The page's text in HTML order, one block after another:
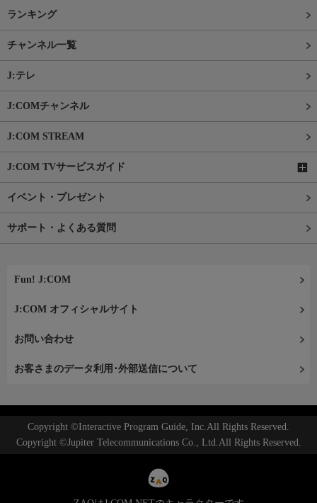
ランキング
チャンネル一覧
J:テレ
J:COMチャンネル
J:COM STREAM
J:COM TVサービスガイド
イベント・プレゼント
サポート・よくある質問
Fun! J:COM
J:COM オフィシャルサイト
お問い合わせ
お客さまのデータ利用･外部送信について
Copyright ©Interactive Program Guide, Inc.All Rights Reserved.
Copyright ©Jupiter Telecommunications Co., Ltd.All Rights Reserved.